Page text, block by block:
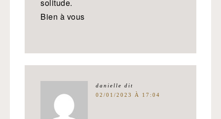
solitude.
Bien à vous
danielle dit
02/01/2023 À 17:04